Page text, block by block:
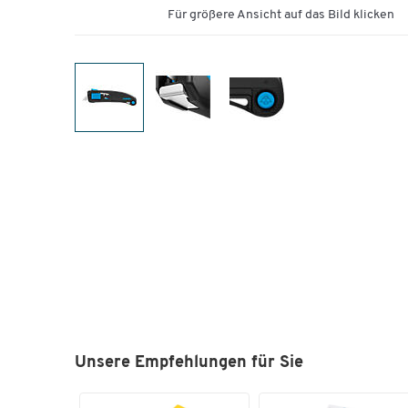
Für größere Ansicht auf das Bild klicken
Unsere Empfehlungen für Sie